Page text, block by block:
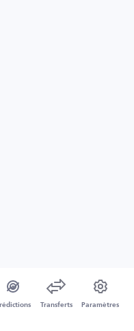
Transferts Paramètres